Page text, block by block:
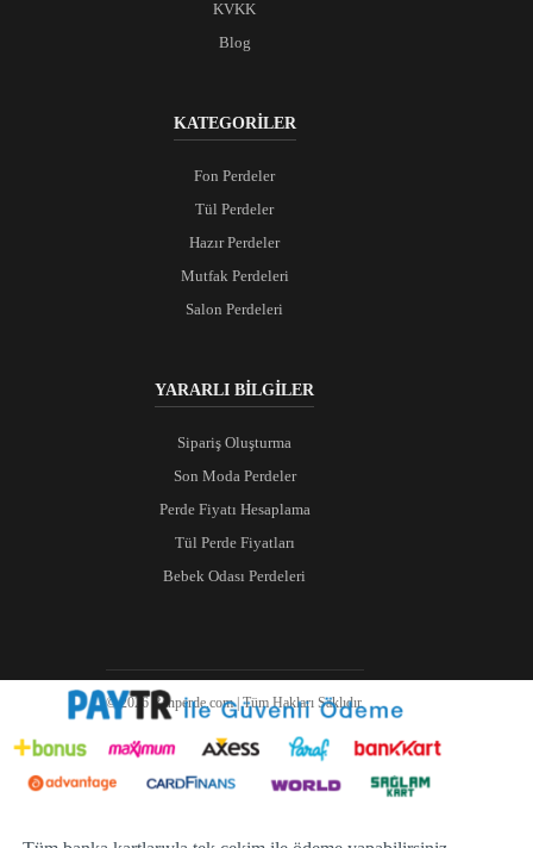
KVKK
Blog
KATEGORİLER
Fon Perdeler
Tül Perdeler
Hazır Perdeler
Mutfak Perdeleri
Salon Perdeleri
YARARLI BİLGİLER
Sipariş Oluşturma
Son Moda Perdeler
Perde Fiyatı Hesaplama
Tül Perde Fiyatları
Bebek Odası Perdeleri
© 2026 Ranperde.com | Tüm Hakları Saklıdır.